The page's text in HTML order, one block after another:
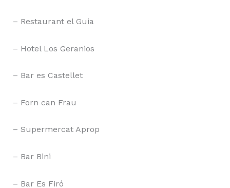
– Restaurant el Guia
– Hotel Los Geranios
– Bar es Castellet
– Forn can Frau
– Supermercat Aprop
– Bar Bini
– Bar Es Firó